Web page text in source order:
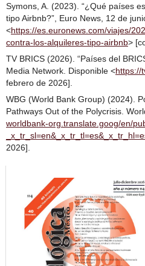
Symons, A. (2023). “¿Qué países
tipo Airbnb?”, Euro News, 12 de
<https://es.euronews.com/viajes/
contra-los-alquileres-tipo-airbnb>
TV BRICS (2026). “Países del
Media Network. Disponible <https://
febrero de 2026].
WBG (World Bank Group) (2024).
Pathways Out of the Polycrisis.
worldbank-org.translate.goog/en/
2026].